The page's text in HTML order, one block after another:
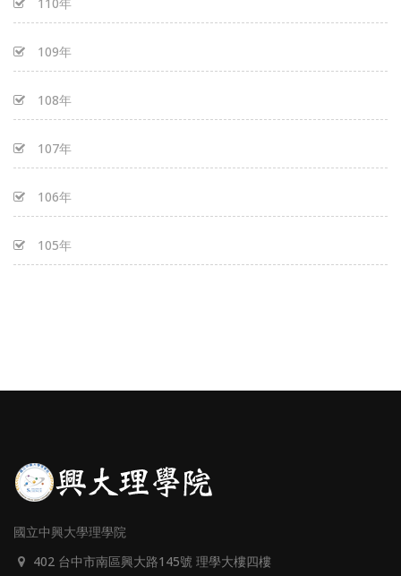
109年
108年
107年
106年
105年
國立中興大學理學院
402 台中市南區興大路145號 理學大樓四樓